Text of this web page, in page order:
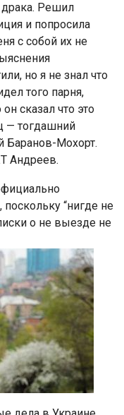
драка. Решил
и попросила
с собой их не
но я не знал что
того парня,
сказал что это
— тогдашний
Баранов-Мохорт.
Андреев.
“нигде не
о не выезде не